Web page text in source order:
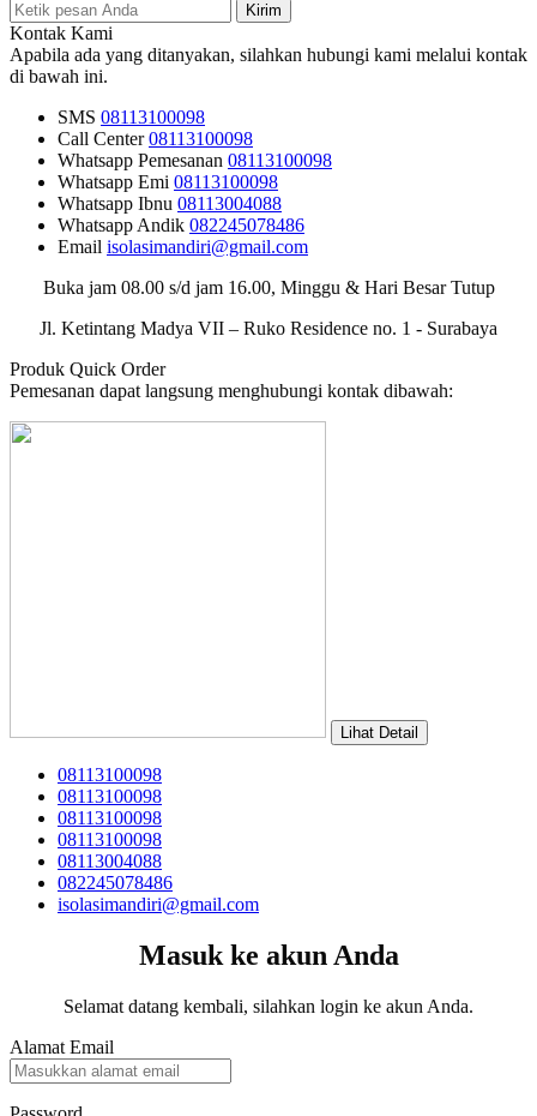
Kirim
Kontak Kami
Apabila ada yang ditanyakan, silahkan hubungi kami melalui kontak
di bawah ini.
SMS 08113100098
Call Center08113100098
Whatsapp Pemesanan 08113100098
Whatsapp Emi 08113100098
Whatsapp Ibnu 08113004088
Whatsapp Andik 082245078486
Email isolasimandiri@gmail.com
Buka jam 08.00 s/d jam 16.00, Minggu & Hari Besar Tutup
Jl. Ketintang Madya VII – Ruko Residence no. 1 - Surabaya
Produk Quick Order
Pemesanan dapat langsung menghubungi kontak dibawah:
Lihat Detail
08113100098
08113100098
08113100098
08113100098
08113004088
082245078486
isolasimandiri@gmail.com
Masuk ke akun Anda
Selamat datang kembali, silahkan login ke akun Anda.
Alamat Email